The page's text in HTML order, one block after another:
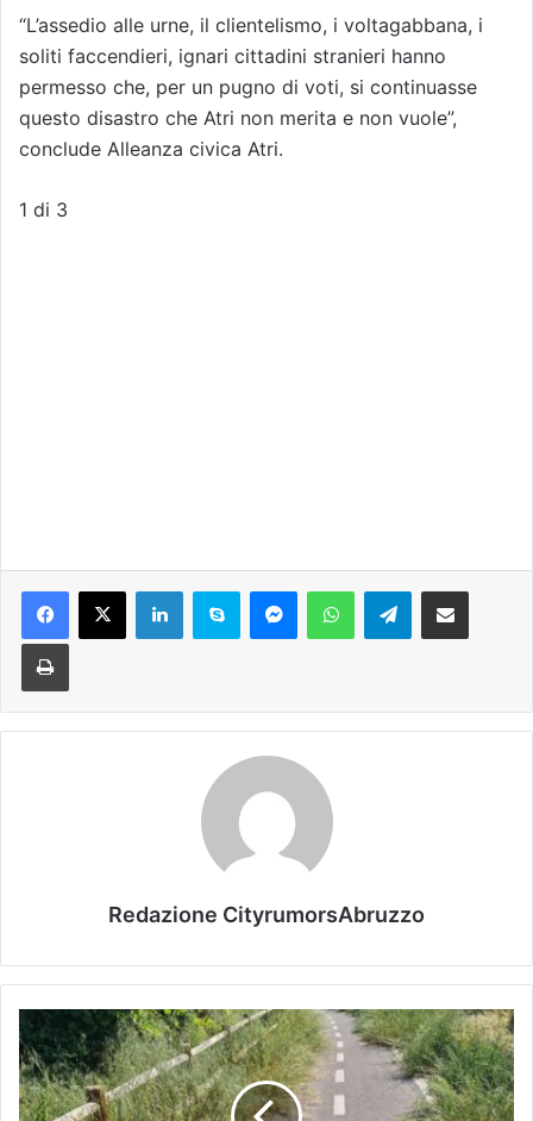
“L’assedio alle urne, il clientelismo, i voltagabbana, i
soliti faccendieri, ignari cittadini stranieri hanno
permesso che, per un pugno di voti, si continuasse
questo disastro che Atri non merita e non vuole”,
conclude Alleanza civica Atri.
1 di 3
Telegram
Redazione CityrumorsAbruzzo